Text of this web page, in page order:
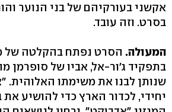
אקשני בעורקיהם של בני הנוער
בסרט. וזה עובד.
המעולה. הסרט נפתח בהקלטה של
בתפקיד ג'ור-אל, אביו של סופרמן
שנותן לבנו את משימתו האלוהית.
יחידי, לכדור הארץ כדי להושיע